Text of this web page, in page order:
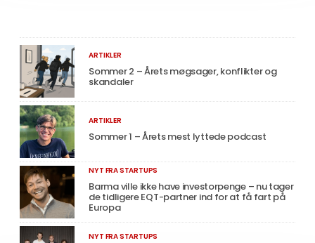
ARTIKLER
Sommer 2 – Årets møgsager, konflikter og
skandaler
ARTIKLER
Sommer 1 – Årets mest lyttede podcast
NYT FRA STARTUPS
Barma ville ikke have investorpenge – nu tager
de tidligere EQT-partner ind for at få fart på
Europa
NYT FRA STARTUPS